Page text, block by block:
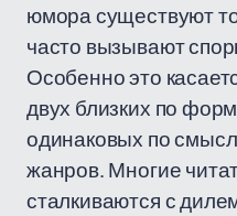
юмора существуют
часто вызывают
Особенно это
двух близких по
одинаковых по
жанров. Многие
сталкиваются с